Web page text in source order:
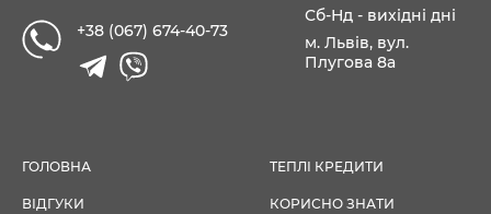
+38 (067) 674-40-73
Сб-Нд - вихідні дні
м. Львів, вул.
Плугова 8а
ГОЛОВНА
ВІДГУКИ
ТЕПЛІ КРЕДИТИ
КОРИСНО ЗНАТИ